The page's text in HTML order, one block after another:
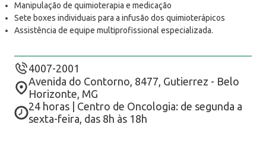
Manipulação de quimioterapia e medicação
Sete boxes individuais para a infusão dos quimioterápicos
Assistência de equipe multiprofissional especializada.
4007-2001
Avenida do Contorno, 8477, Gutierrez - Belo
Horizonte, MG
24 horas | Centro de Oncologia: de segunda a
sexta-feira, das 8h às 18h